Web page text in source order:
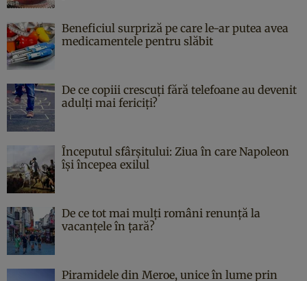
Beneficiul surpriză pe care le-ar putea avea
medicamentele pentru slăbit
De ce copiii crescuți fără telefoane au devenit
adulți mai fericiți?
Începutul sfârşitului: Ziua în care Napoleon
îşi începea exilul
De ce tot mai mulți români renunță la
vacanțele în țară?
Piramidele din Meroe, unice în lume prin